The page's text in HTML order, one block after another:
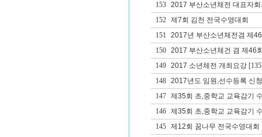
153
2017 부산소년체전 대표자회
152
제7회 김천 전국수영대회
151
2017년 부산소년체전겸 제
150
2017 부산소년체건 겸 제46
149
2017 소년체전 개최요강
148
2017년도 임원,선수등록 신
147
제35회 초,중학교 교육감기
146
제35회 초,중학교 교육감기
145
제12회 꿈나무 전국수영대회